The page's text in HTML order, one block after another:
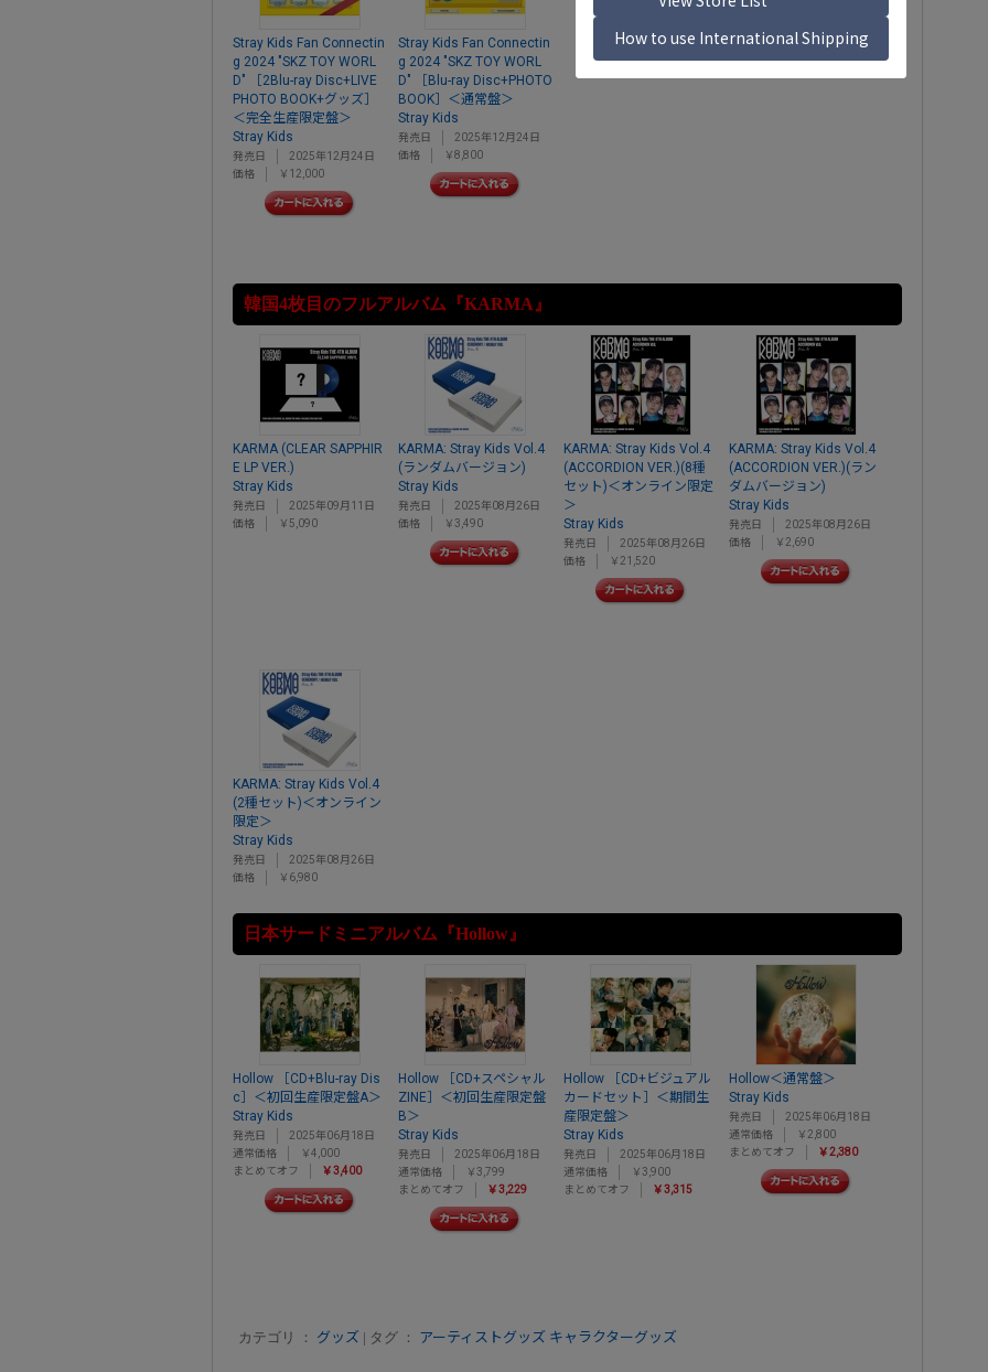
Stray Kids Fan Connectin
g 2024 "SKZ TOY WORL
D" ［2Blu-ray Disc+LIVE
PHOTO BOOK+グッズ］
＜完全生産限定盤＞
Stray Kids
発売日
2025年12月24日
価格
￥12,000
Stray Kids Fan Connectin
g 2024 "SKZ TOY WORL
D" ［Blu-ray Disc+PHOTO
BOOK］＜通常盤＞
Stray Kids
発売日
2025年12月24日
価格
￥8,800
韓国4枚目のフルアルバム『KARMA』
KARMA (CLEAR SAPPHIR
E LP VER.)
Stray Kids
発売日
2025年09月11日
価格
￥5,090
KARMA: Stray Kids Vol.4
(ランダムバージョン)
Stray Kids
発売日
2025年08月26日
価格
￥3,490
KARMA: Stray Kids Vol.4
(ACCORDION VER.)(8種
セット)＜オンライン限定
＞
Stray Kids
発売日
2025年08月26日
価格
￥21,520
KARMA: Stray Kids Vol.4
(ACCORDION VER.)(ラン
ダムバージョン)
Stray Kids
発売日
2025年08月26日
価格
￥2,690
KARMA: Stray Kids Vol.4
(2種セット)＜オンライン
限定＞
Stray Kids
発売日
2025年08月26日
価格
￥6,980
日本サードミニアルバム『Hollow』
Hollow ［CD+Blu-ray Dis
c］＜初回生産限定盤A＞
Stray Kids
発売日
2025年06月18日
通常価格
￥4,000
まとめてオフ
￥3,400
Hollow ［CD+スペシャル
ZINE］＜初回生産限定盤
B＞
Stray Kids
発売日
2025年06月18日
通常価格
￥3,799
まとめてオフ
￥3,229
Hollow ［CD+ビジュアル
カードセット］＜期間生
産限定盤＞
Stray Kids
発売日
2025年06月18日
通常価格
￥3,900
まとめてオフ
￥3,315
Hollow＜通常盤＞
Stray Kids
発売日
2025年06月18日
通常価格
￥2,800
まとめてオフ
￥2,380
カテゴリ ： グッズ | タグ ： アーティストグッズ キャラクターグッズ